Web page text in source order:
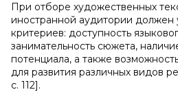
При отборе художественных
иностранной аудитории должен
критериев: доступность
занимательность сюжета,
потенциала, а также
для развития различных видов
с. 112].